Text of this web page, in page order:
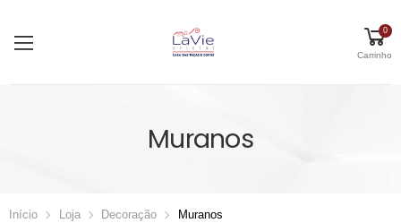
0
Carrinho
Muranos
Início Loja Decoração Muranos